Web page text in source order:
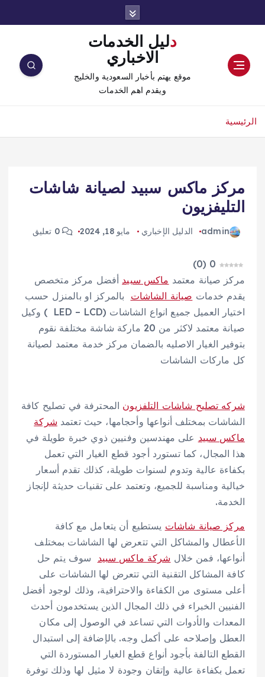
دليل الخدمات
الاخباري
موقع يهتم بأخبار السعودية والخليج
ويقدم اهم الخدمات
الرئيسية
مركز ماكس سبيد لصيانة شاشات
التليفزيون
admin الدليل الإخباري مايو 18, 2024 0 تعليق
0
(
0
)
مركز صيانة معتمد ماكس سبيد أفضل مركز متخصص
يقدم خدمات صيانة الشاشات بالمركز او بالمنزل حسب
اختيار العميل جميع انواع الشاشات (LED – LCD ) وكيل
صيانة معتمد لاكثر من 20 ماركة شاشة مختلفة نقوم
بتوفير الغيار الاصليه بالضمان مركز خدمة معتمد لصيانة
كل ماركات الشاشات
شركه تصليح شاشات التلفزيون المحترفة في تصليح كافة
الشاشات بمختلف أنواعها وأحجامها، حيث تعتمد شركة
ماكس سبيد على مهندسين وفنيين ذوي خبرة طويلة في
هذا المجال، كما تستورد أجود قطع الغيار التي تعمل
بكفاءة عالية وتدوم لسنوات طويلة، كذلك تقدم أسعار
خيالية ومناسبة للجميع، وتعتمد على تقنيات حديثة لإنجاز
الخدمة.
مركز صيانة شاشات يستطيع أن يتعامل مع كافة
الأعطال والمشاكل التي تتعرض لها الشاشات بمختلف
أنواعها، فمن خلال شركة ماكس سبيد سوف يتم حل
كافة المشاكل التقنية التي تتعرض لها الشاشات على
أعلى مستوى من الكفاءة والاحترافية، وذلك لوجود أفضل
الفنيين الخبراء في ذلك المجال الذين يستخدمون أحدث
المعدات والأدوات التي تساعد في الوصول إلى مكان
العطل وإصلاحه على أكمل وجه. بالإضافة إلى استبدال
القطع التالفة بأجود أنواع قطع الغيار المستوردة التي
تعمل بكفاءة عالية وإتقان وجودة لا مثيل لها وذلك توفرة